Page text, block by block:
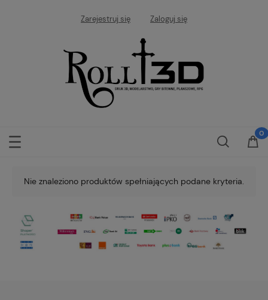
Zarejestruj się Zaloguj się
Nie znaleziono produktów spełniających podane kryteria.